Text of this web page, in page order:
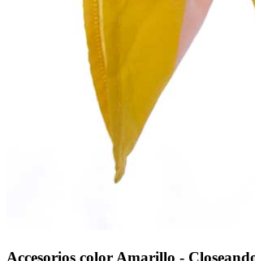
Accesorios color Amarillo -